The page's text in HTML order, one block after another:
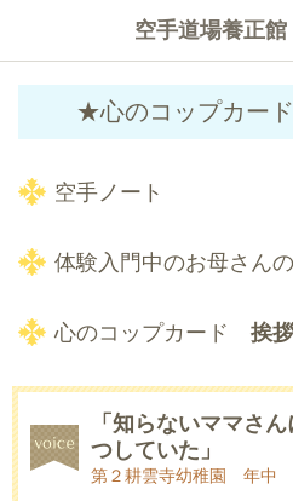
空手道場養正館
★心のコップカー
空手ノート
体験入門中のお母さん
心のコップカード 挨
「知らないママさ
つしていた」
第２耕雲寺幼稚園 年中